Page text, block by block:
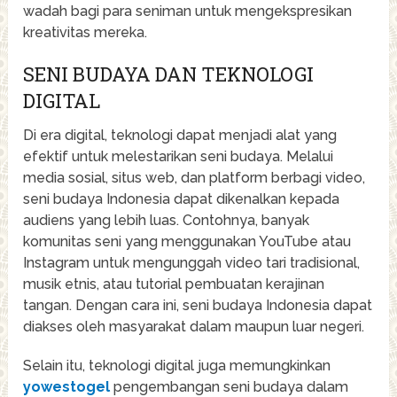
wadah bagi para seniman untuk mengekspresikan
kreativitas mereka.
SENI BUDAYA DAN TEKNOLOGI
DIGITAL
Di era digital, teknologi dapat menjadi alat yang
efektif untuk melestarikan seni budaya. Melalui
media sosial, situs web, dan platform berbagi video,
seni budaya Indonesia dapat dikenalkan kepada
audiens yang lebih luas. Contohnya, banyak
komunitas seni yang menggunakan YouTube atau
Instagram untuk mengunggah video tari tradisional,
musik etnis, atau tutorial pembuatan kerajinan
tangan. Dengan cara ini, seni budaya Indonesia dapat
diakses oleh masyarakat dalam maupun luar negeri.
Selain itu, teknologi digital juga memungkinkan
yowestogel pengembangan seni budaya dalam